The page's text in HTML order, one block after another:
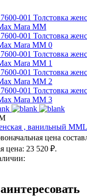
, ванильный
цена
цена: 23 520 ₽.